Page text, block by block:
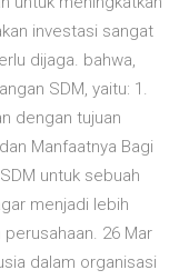
investasi sangat
dijaga. bahwa,
SDM, yaitu: 1.
dengan tujuan
Manfaatnya Bagi
untuk sebuah
menjadi lebih
26 Mar
dalam organisasi